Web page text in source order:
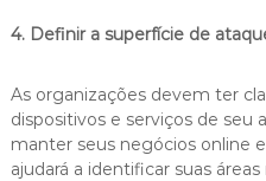
4. Definir a superfície de
As organizações devem ter
dispositivos e serviços de seu
manter seus negócios online
ajudará a identificar suas